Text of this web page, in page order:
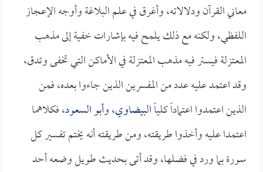
معاني القرآن ودلالاته، وأغرق في علم البلاغة وأوجه الإعجاز
اللفظي، ولكنه مع ذلك يلمح فيه بإشارات خفية إلى مذهب
المعتزلة فيستر فيه مذهب المعتزلة في الأماكن التي تخفى وتدق،
وقد اعتمد عليه عدد من المفسرين الذين جاءوا بعده، فمن
الذين اعتمدوا اعتماداً كلياًالبيضاوي، وأبو السعود، فكلاهما
اعتمدا عليه وأخذوا طريقته، ومن طريقته أنه يختم تفسير كل
سورة بما ورد في فضلها، وقد أتى بحديث طويل وضعه أحد